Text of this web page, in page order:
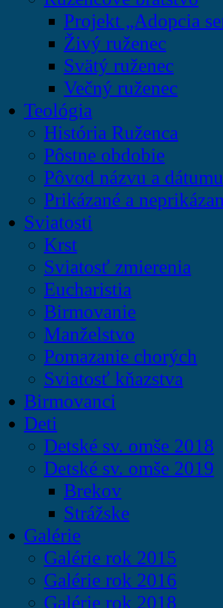
Projekt „Adopcia
Živý ruženec
Svätý ruženec
Večný ruženec
Teológia
História Ruženca
Pôstne obdobie
Pôvod názvu a
Prikázané a
Sviatosti
Krst
Sviatosť zmierenia
Eucharistia
Birmovanie
Manželstvo
Pomazanie chorých
Sviatosť kňazstva
Birmovanci
Deti
Detské sv. omše 2018
Detské sv. omše 2019
Brekov
Strážske
Galérie
Galérie rok 2015
Galérie rok 2016
Galérie rok 2018